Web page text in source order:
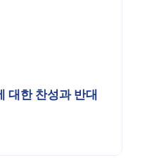
대한 찬성과 반대